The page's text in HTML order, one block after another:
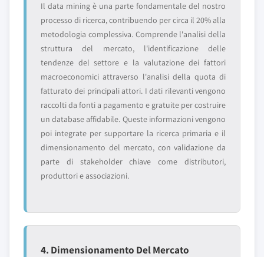
Il data mining è una parte fondamentale del nostro
processo di ricerca, contribuendo per circa il 20% alla
metodologia complessiva. Comprende l'analisi della
struttura del mercato, l'identificazione delle
tendenze del settore e la valutazione dei fattori
macroeconomici attraverso l'analisi della quota di
fatturato dei principali attori. I dati rilevanti vengono
raccolti da fonti a pagamento e gratuite per costruire
un database affidabile. Queste informazioni vengono
poi integrate per supportare la ricerca primaria e il
dimensionamento del mercato, con validazione da
parte di stakeholder chiave come distributori,
produttori e associazioni.
4. Dimensionamento Del Mercato